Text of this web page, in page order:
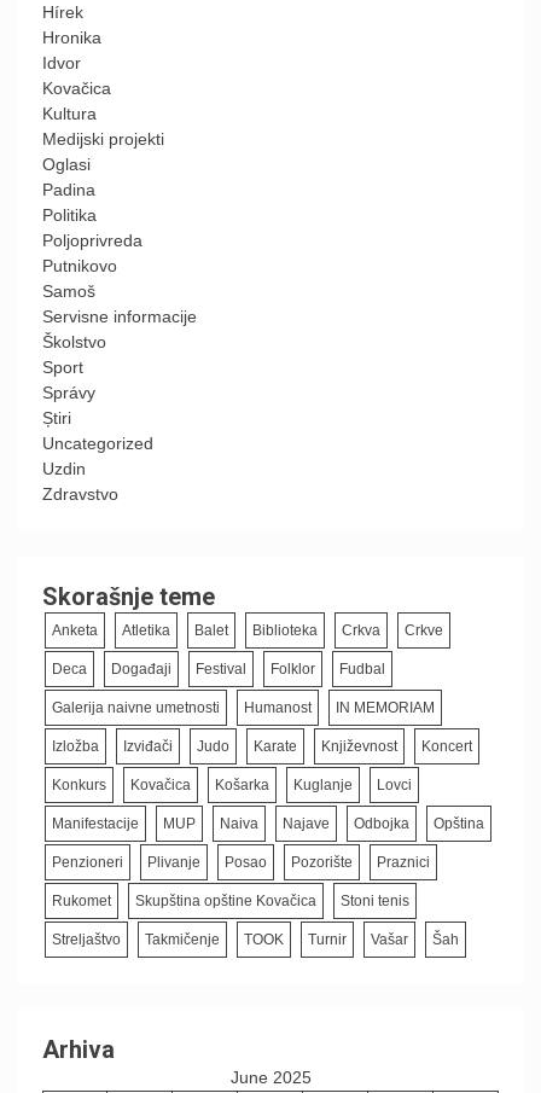
Hírek
Hronika
Idvor
Kovačica
Kultura
Medijski projekti
Oglasi
Padina
Politika
Poljoprivreda
Putnikovo
Samoš
Servisne informacije
Školstvo
Sport
Správy
Știri
Uncategorized
Uzdin
Zdravstvo
Skorašnje teme
Anketa Atletika Balet Biblioteka Crkva Crkve
Deca Događaji Festival Folklor Fudbal
Galerija naivne umetnosti Humanost IN MEMORIAM
Izložba Izviđači Judo Karate Književnost Koncert
Konkurs Kovačica Košarka Kuglanje Lovci
Manifestacije MUP Naiva Najave Odbojka Opština
Penzioneri Plivanje Posao Pozorište Praznici
Rukomet Skupština opštine Kovačica Stoni tenis
Streljaštvo Takmičenje TOOK Turnir Vašar Šah
Arhiva
June 2025